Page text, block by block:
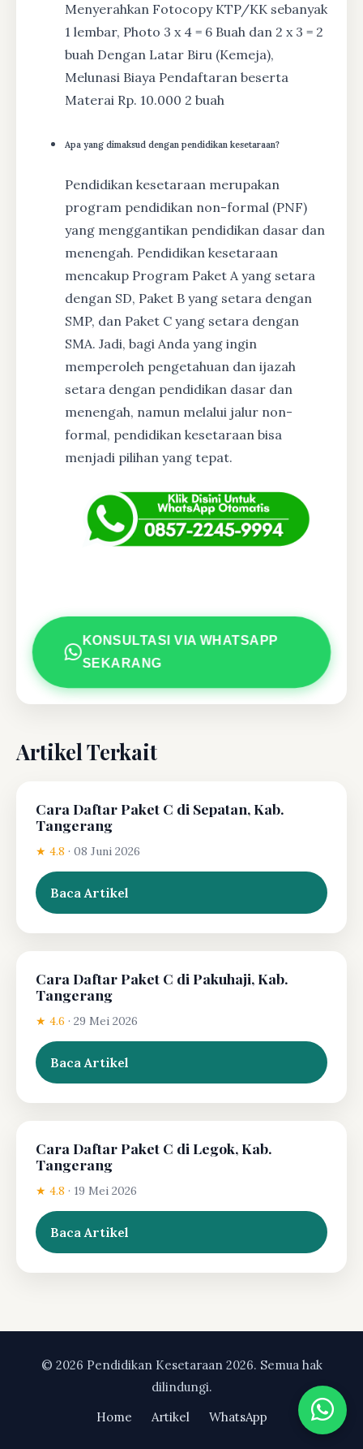
Menyerahkan Fotocopy KTP/KK sebanyak
1 lembar, Photo 3 x 4 = 6 Buah dan 2 x 3 = 2
buah Dengan Latar Biru (Kemeja),
Melunasi Biaya Pendaftaran beserta
Materai Rp. 10.000 2 buah
Apa yang dimaksud dengan pendidikan kesetaraan?
Pendidikan kesetaraan merupakan
program pendidikan non-formal (PNF)
yang menggantikan pendidikan dasar dan
menengah. Pendidikan kesetaraan
mencakup Program Paket A yang setara
dengan SD, Paket B yang setara dengan
SMP, dan Paket C yang setara dengan
SMA. Jadi, bagi Anda yang ingin
memperoleh pengetahuan dan ijazah
setara dengan pendidikan dasar dan
menengah, namun melalui jalur non-
formal, pendidikan kesetaraan bisa
menjadi pilihan yang tepat.
KONSULTASI VIA WHATSAPP
SEKARANG
Artikel Terkait
Cara Daftar Paket C di Sepatan, Kab.
Tangerang
★ 4.8 · 08 Juni 2026
Baca Artikel
Cara Daftar Paket C di Pakuhaji, Kab.
Tangerang
★ 4.6 · 29 Mei 2026
Baca Artikel
Cara Daftar Paket C di Legok, Kab.
Tangerang
★ 4.8 · 19 Mei 2026
Baca Artikel
© 2026 Pendidikan Kesetaraan 2026. Semua hak
dilindungi.
Home
Artikel WhatsApp